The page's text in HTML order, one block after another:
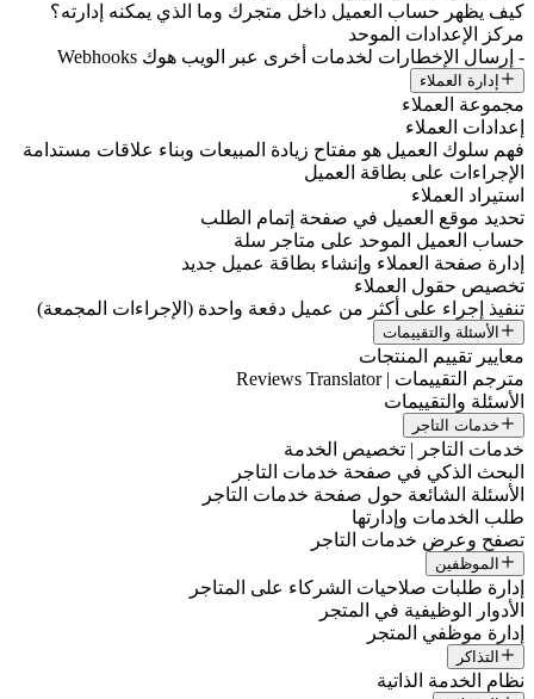
كيف يظهر حساب العميل داخل متجرك وما الذي يمكنه إدارته؟
مركز الإعدادات الموحد
- إرسال الإخطارات لخدمات أخرى عبر الويب هوك Webhooks
إدارة العملاء
مجموعة العملاء
إعدادات العملاء
فهم سلوك العميل هو مفتاح زيادة المبيعات وبناء علاقات مستدامة
الإجراءات على بطاقة العميل
استيراد العملاء
تحديد موقع العميل في صفحة إتمام الطلب
حساب العميل الموحد على متاجر سلة
إدارة صفحة العملاء وإنشاء بطاقة عميل جديد
تخصيص حقول العملاء
تنفيذ إجراء على أكثر من عميل دفعة واحدة (الإجراءات المجمعة)
الأسئلة والتقييمات
معايير تقييم المنتجات
مترجم التقييمات | Reviews Translator
الأسئلة والتقييمات
خدمات التاجر
خدمات التاجر | تخصيص الخدمة
البحث الذكي في صفحة خدمات التاجر
الأسئلة الشائعة حول صفحة خدمات التاجر
طلب الخدمات وإدارتها
تصفح وعرض خدمات التاجر
الموظفين
إدارة طلبات صلاحيات الشركاء على المتاجر
الأدوار الوظيفية في المتجر
إدارة موظفي المتجر
التذاكر
نظام الخدمة الذاتية